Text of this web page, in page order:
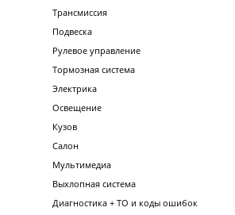
Трансмиссия
Подвеска
Рулевое управление
Тормозная система
Электрика
Освещение
Кузов
Салон
Мультимедиа
Выхлопная система
Диагностика + ТО и коды ошибок